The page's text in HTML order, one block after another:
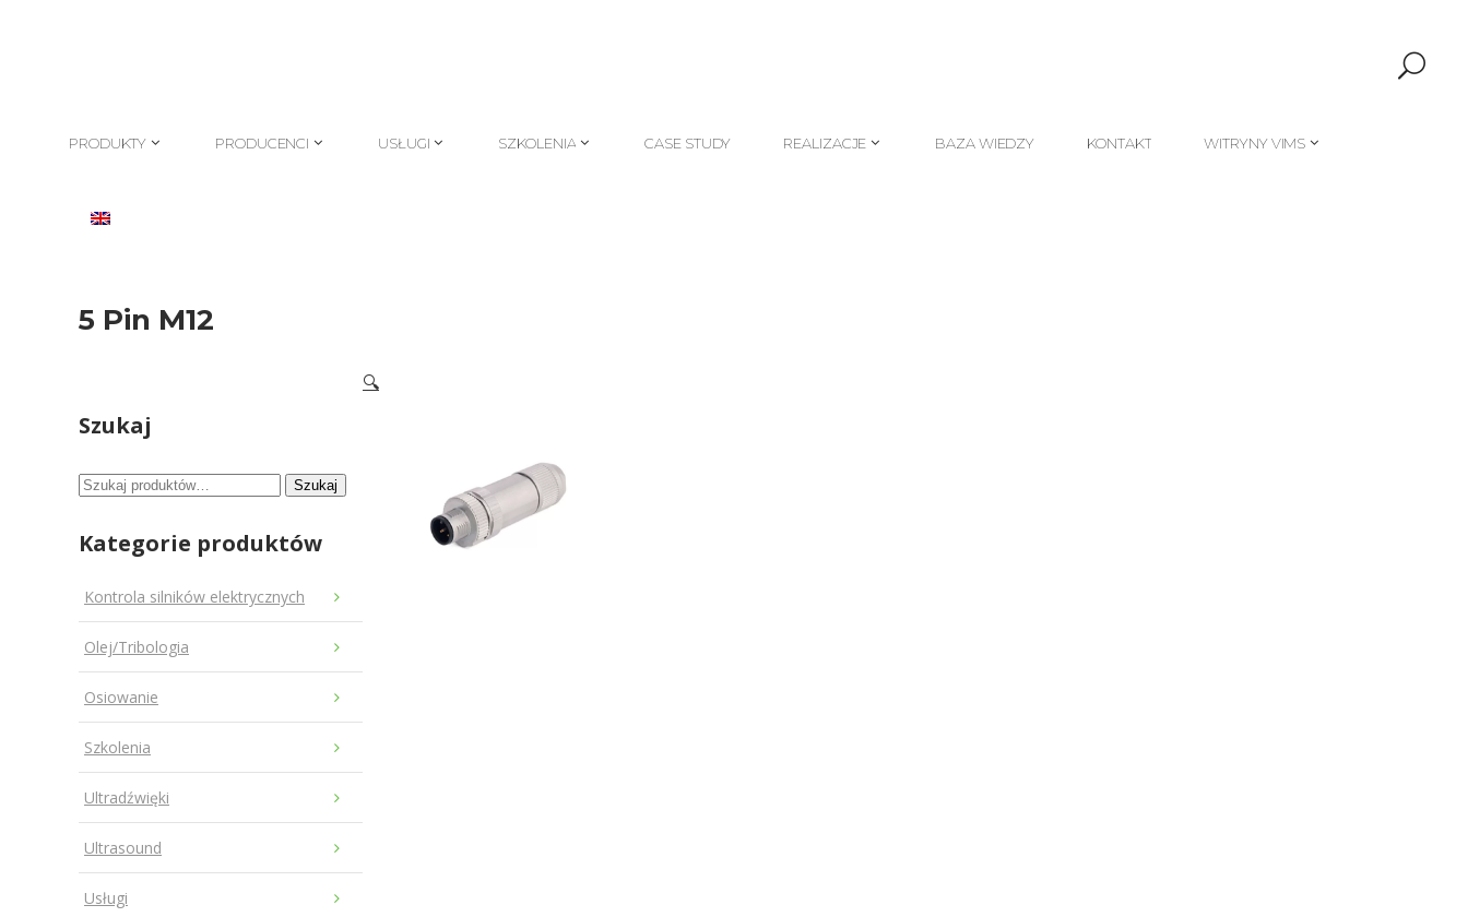
PRODUKTY
PRODUCENCI
USŁUGI
SZKOLENIA
CASE STUDY
REALIZACJE
BAZA WIEDZY
KONTAKT
WITRYNY VIMS
5 Pin M12
Szukaj
Szukaj: Szukaj
Kategorie produktów
Kontrola silników elektrycznych
Olej/Tribologia
Osiowanie
Szkolenia
Ultradźwięki
Ultrasound
Usługi
🔍